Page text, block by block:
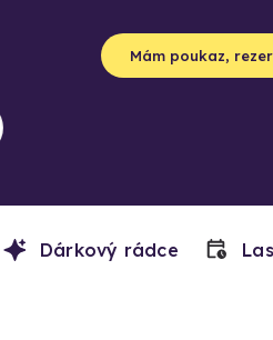
Mám poukaz,
Dárkový rádce